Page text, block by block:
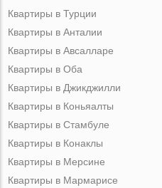
Квартиры в Турции
Квартиры в Анталии
Квартиры в Авсалларе
Квартиры в Оба
Квартиры в Джикджилли
Квартиры в Коньяалты
Квартиры в Стамбуле
Квартиры в Конаклы
Квартиры в Мерсине
Квартиры в Мармарисе